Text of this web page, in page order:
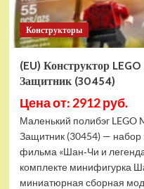
Конструкторы
(EU) Конструктор
Защитник (30454)
Цена от: 2912 руб.
Маленький полибэг LEGO
Защитник (30454) — набор
фильма «Шан‑Чи и
комплекте минифигурка
миниатюрная сборная